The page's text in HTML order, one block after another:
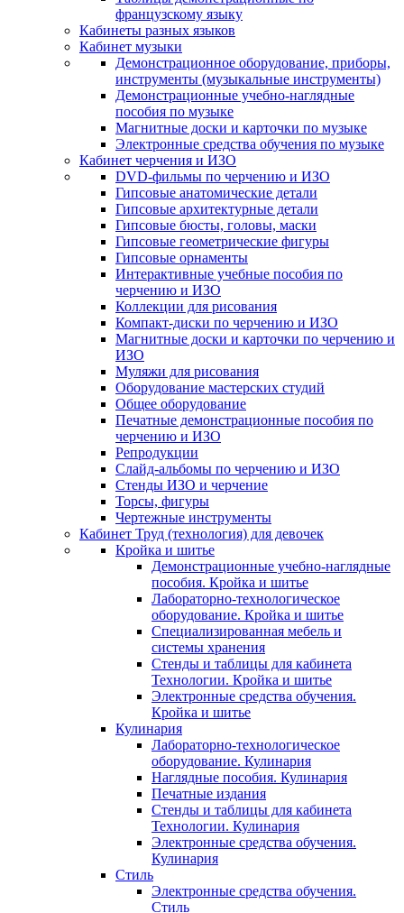
французскому языку
Кабинеты разных языков
Кабинет музыки
Демонстрационное оборудование, приборы,
инструменты (музыкальные инструменты)
Демонстрационные учебно-наглядные
пособия по музыке
Магнитные доски и карточки по музыке
Электронные средства обучения по музыке
Кабинет черчения и ИЗО
DVD-фильмы по черчению и ИЗО
Гипсовые анатомические детали
Гипсовые архитектурные детали
Гипсовые бюсты, головы, маски
Гипсовые геометрические фигуры
Гипсовые орнаменты
Интерактивные учебные пособия по
черчению и ИЗО
Коллекции для рисования
Компакт-диски по черчению и ИЗО
Магнитные доски и карточки по черчению и
ИЗО
Муляжи для рисования
Оборудование мастерских студий
Общее оборудование
Печатные демонстрационные пособия по
черчению и ИЗО
Репродукции
Слайд-альбомы по черчению и ИЗО
Стенды ИЗО и черчение
Торсы, фигуры
Чертежные инструменты
Кабинет Труд (технология) для девочек
Кройка и шитье
Демонстрационные учебно-наглядные
пособия. Кройка и шитье
Лабораторно-технологическое
оборудование. Кройка и шитье
Специализированная мебель и
системы хранения
Стенды и таблицы для кабинета
Технологии. Кройка и шитье
Электронные средства обучения.
Кройка и шитье
Кулинария
Лабораторно-технологическое
оборудование. Кулинария
Наглядные пособия. Кулинария
Печатные издания
Стенды и таблицы для кабинета
Технологии. Кулинария
Электронные средства обучения.
Кулинария
Стиль
Электронные средства обучения.
Стиль